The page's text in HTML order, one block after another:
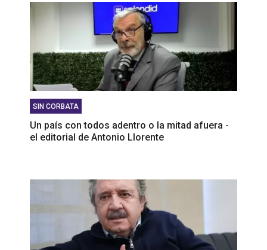
SIN CORBATA
Un país con todos adentro o la mitad afuera -
el editorial de Antonio Llorente